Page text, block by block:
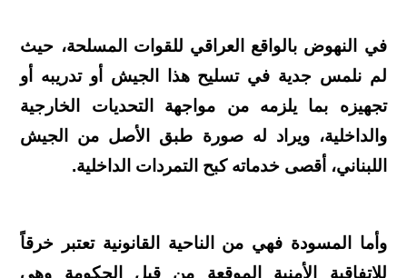
في النهوض بالواقع العراقي للقوات المسلحة، حيث
لم نلمس جدية في تسليح هذا الجيش أو تدريبه أو
تجهيزه بما يلزمه من مواجهة التحديات الخارجية
والداخلية، ويراد له صورة طبق الأصل من الجيش
اللبناني، أقصى خدماته كبح التمردات الداخلية.
وأما المسودة فهي من الناحية القانونية تعتبر خرقاً
للاتفاقية الأمنية الموقعة من قبل الحكومة وهي